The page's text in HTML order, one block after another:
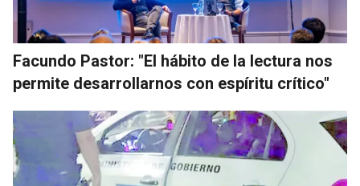
Facundo Pastor: "El hábito de la lectura nos
permite desarrollarnos con espíritu crítico"